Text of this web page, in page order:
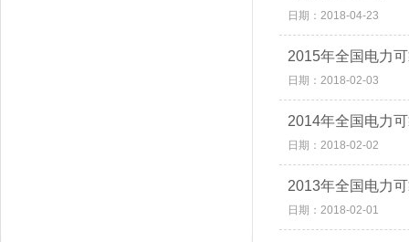
日期：2018-04-23
2015年全国电力
日期：2018-02-03
2014年全国电力
日期：2018-02-02
2013年全国电力
日期：2018-02-01